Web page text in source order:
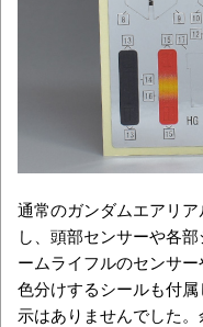
通常のガンダムエアリ
し、頭部センサーや各
ームライフルのセンサ
色分けするシールも付
示はありませんでした